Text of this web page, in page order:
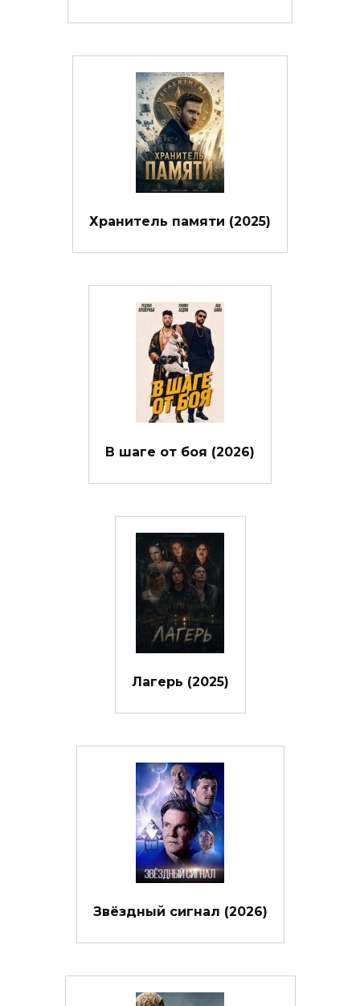
Хранитель памяти (2025)
В шаге от боя (2026)
Лагерь (2025)
Звёздный сигнал (2026)